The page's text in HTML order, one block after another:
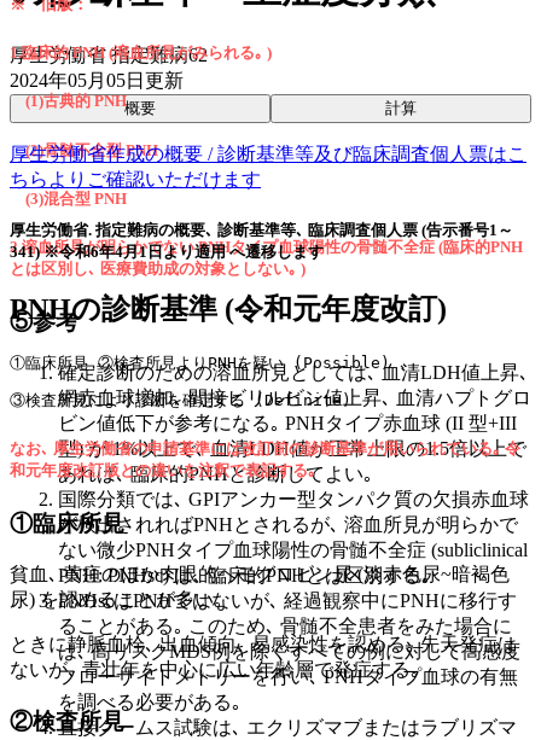
※ 旧版：
1.臨床的 PNH (溶血所見がみられる｡ )
(1)古典的 PNH
(2)骨髄不全型 PNH
(3)混合型 PNH
2.溶血所見が明らかでない PNHタイプ血球陽性の骨髄不全症 (臨床的PNH
とは区別し､ 医療費助成の対象としない｡ )
⑤参考
確定診断のための溶血所見としては､ 血清LDH値上昇､
網赤血球増加､ 間接ビリルビン値上昇､ 血清ハプトグロ
ビン値低下が参考になる｡ PNHタイプ赤血球 (II 型+III
型) が 1%以上で､ 血清LDH値が正常上限の1.5倍以上で
あれば､ 臨床的PNHと診断してよい｡
国際分類では､ GPIアンカー型タンパク質の欠損赤血球
が検出されればPNHとされるが､ 溶血所見が明らかで
ない微少PNHタイプ血球陽性の骨髄不全症 (subliclinical
PNH: PNHsc) は､ 臨床的PNHとは区別する｡
PNHscはPNHではないが､ 経過観察中にPNHに移行す
ることがある｡ このため､ 骨髄不全患者をみた場合に
は､ 高リスクMDS例を除くすべての例に対して高感度
フローサイトメトリーを行い､ PNHタイプ血球の有無
を調べる必要がある｡
直接クームス試験は､ エクリズマブまたはラブリズマ
厚生労働省 指定難病62
2024年05月05日 更新
概要 計算
厚生労働省作成の概要 / 診断基準等及び臨床調査個人票はこ
ちらよりご確認いただけます
厚生労働省. 指定難病の概要､ 診断基準等､ 臨床調査個人票 (告示番号1～
341) ※令和6年4月1日より適用 へ遷移します
PNHの診断基準 (令和元年度改訂)
①臨床所見 ②検査所見よりPNHを疑い (Possible) ､
③検査所見により診断を確定する (Definite)
なお､ 厚生労働省の申請基準には改訂前の診断基準が用いられている｡ 令
和元年度改訂版との違いを注釈で表記する｡
①臨床所見
貧血､ 黄疸のほか肉眼的ヘモグロビン尿 (淡赤色尿~暗褐色
尿) を認めることが多い｡
ときに静脈血栓､ 出血傾向､ 易感染性を認める｡ 先天発症は
ないが､ 青壮年を中心に広い年齢層で発症する｡
②検査所見